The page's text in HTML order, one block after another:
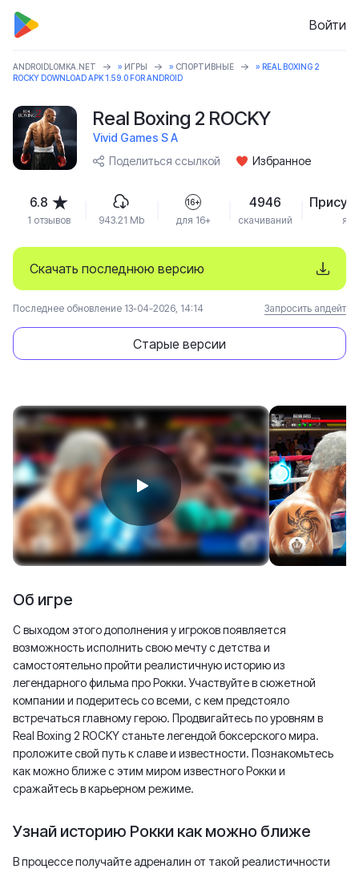
Войти
ANDROIDLOMKA.NET » ИГРЫ » СПОРТИВНЫЕ
» REAL BOXING 2
ROCKY DOWNLOAD APK 1.59.0 FOR ANDROID
Real Boxing 2 ROCKY
Vivid Games S A
Поделиться ссылкой
Избранное
Скачать последнюю версию
Старые версии
Последнее обновление 13-04-2026, 14:14 Запросить апдейт
6.8
1 отзывов 943.21 Mb
16+
для 16+
4946
скачиваний
Об игре
С выходом этого дополнения у игроков появляется
возможность исполнить свою мечту с детства и
самостоятельно пройти реалистичную историю из
легендарного фильма про Рокки. Участвуйте в сюжетной
компании и подеритесь со всеми, с кем предстояло
встречаться главному герою. Продвигайтесь по уровням в
Real Boxing 2 ROCKY станьте легендой боксерского мира.
проложите свой путь к славе и известности. Познакомьтесь
как можно ближе с этим миром известного Рокки и
сражайтесь в карьерном режиме.
Узнай историю Рокки как можно ближе
В процессе получайте адреналин от такой реалистичности